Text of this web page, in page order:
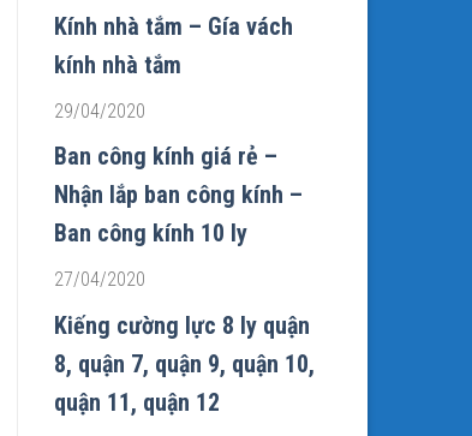
Kính nhà tắm – Gía vách
kính nhà tắm
29/04/2020
Ban công kính giá rẻ –
Nhận lắp ban công kính –
Ban công kính 10 ly
27/04/2020
Kiếng cường lực 8 ly quận
8, quận 7, quận 9, quận 10,
quận 11, quận 12